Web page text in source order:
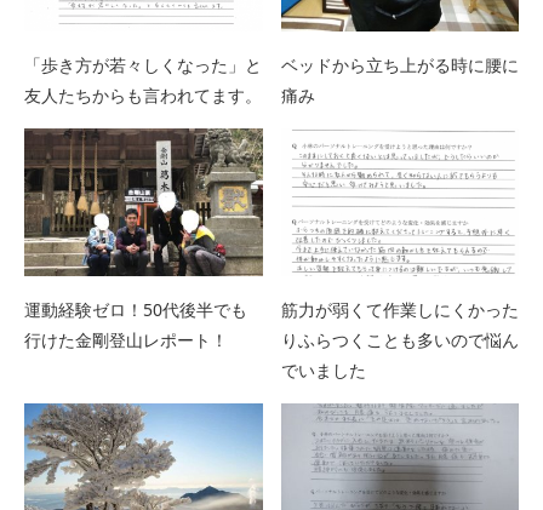
「歩き方が若々しくなった」と
友人たちからも言われてます。
ベッドから立ち上がる時に腰に
痛み
運動経験ゼロ！50代後半でも
行けた金剛登山レポート！
筋力が弱くて作業しにくかった
りふらつくことも多いので悩ん
でいました